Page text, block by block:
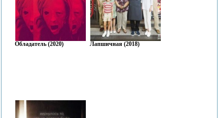
Обладатель (2020) Лапшичная (2018)